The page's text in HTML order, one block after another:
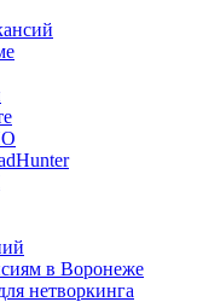
в Воронеже
нетворкинга